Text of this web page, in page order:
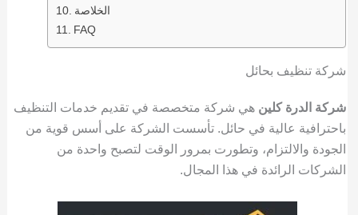
الخلاصة
FAQ
شركة تنظيف بحائل
شركة الدرة كلين هي شركة متخصصة في تقديم خدمات التنظيف
باحترافية عالية في حائل. تأسست الشركة على أسس قوية من
الجودة والالتزام، وتطورت بمرور الوقت لتصبح واحدة من
الشركات الرائدة في هذا المجال.